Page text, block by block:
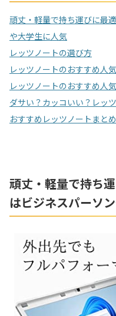
頑丈・軽量で持ち運びに最
や大学生に人気
レッツノートの選び方
レッツノートのおすすめ人
レッツノートのおすすめ人
ダサい？カッコいい？レッ
おすすめレッツノートまとめ
頑丈・軽量で持ち
はビジネスパーソ